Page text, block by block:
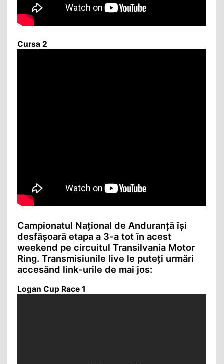
Cursa 2
Campionatul Național de Anduranță își
desfășoară etapa a 3-a tot în acest
weekend pe circuitul Transilvania Motor
Ring. Transmisiunile live le puteți urmări
accesând link-urile de mai jos:
Logan Cup Race 1